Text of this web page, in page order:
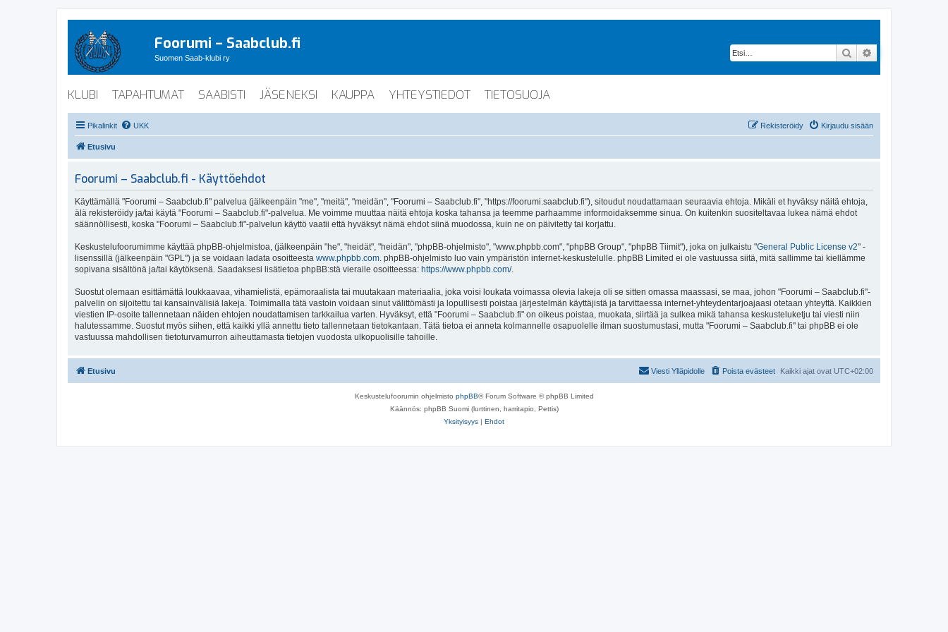
Foorumi – Saabclub.fi
Suomen Saab-klubi ry Etsi
KLUBI TAPAHTUMAT SAABISTI JÄSENEKSI KAUPPA YHTEYSTIEDOT TIETOSUOJA
Pikalinkit UKK Kirjaudu sisään
Rekisteröidy
Etusivu
Foorumi – Saabclub.fi - Käyttöehdot
Käyttämällä "Foorumi – Saabclub.fi" palvelua (jälkeenpäin "me", "meitä", "meidän", "Foorumi – Saabclub.fi", "https://foorumi.saabclub.fi"), sitoudut noudattamaan seuraavia ehtoja. Mikäli et hyväksy näitä ehtoja,
älä rekisteröidy ja/tai käytä "Foorumi – Saabclub.fi"-palvelua. Me voimme muuttaa näitä ehtoja koska tahansa ja teemme parhaamme informoidaksemme sinua. On kuitenkin suositeltavaa lukea nämä ehdot
säännöllisesti, koska "Foorumi – Saabclub.fi"-palvelun käyttö vaatii että hyväksyt nämä ehdot siinä muodossa, kuin ne on päivitetty tai korjattu.
Keskustelufoorumimme käyttää phpBB-ohjelmistoa, (jälkeenpäin "he", "heidät", "heidän", "phpBB-ohjelmisto", "www.phpbb.com", "phpBB Group", "phpBB Tiimit"), joka on julkaistu "General Public License v2" -
lisenssillä (jälkeenpäin "GPL") ja se voidaan ladata osoitteesta www.phpbb.com . phpBB-ohjelmisto luo vain ympäristön internet-keskustelulle. phpBB Limited ei ole vastuussa siitä, mitä sallimme tai kiellämme
sopivana sisältönä ja/tai käytöksenä. Saadaksesi lisätietoa phpBB:stä vieraile osoitteessa: https://www.phpbb.com/.
Suostut olemaan esittämättä loukkaavaa, vihamielistä, epämoraalista tai muutakaan materiaalia, joka voisi loukata voimassa olevia lakeja oli se sitten omassa maassasi, se maa, johon "Foorumi – Saabclub.fi"-
palvelin on sijoitettu tai kansainvälisiä lakeja. Toimimalla tätä vastoin voidaan sinut välittömästi ja lopullisesti poistaa järjestelmän käyttäjistä ja tarvittaessa internet-yhteydentarjoajaasi otetaan yhteyttä. Kaikkien
viestien IP-osoite tallennetaan näiden ehtojen noudattamisen tarkkailua varten. Hyväksyt, että "Foorumi – Saabclub.fi" on oikeus poistaa, muokata, siirtää ja sulkea mikä tahansa keskusteluketju tai viesti niin
halutessamme. Suostut myös siihen, että kaikki yllä annettu tieto tallennetaan tietokantaan. Tätä tietoa ei anneta kolmannelle osapuolelle ilman suostumustasi, mutta "Foorumi – Saabclub.fi" tai phpBB ei ole
vastuussa mahdollisen tietoturvamurron aiheuttamasta tietojen vuodosta ulkopuolisille tahoille.
Etusivu Kaikki ajat ovat UTC+02:00
Poista evästeet
Viesti Ylläpidolle
Keskustelufoorumin ohjelmisto phpBB® Forum Software © phpBB Limited
Käännös: phpBB Suomi (lurttinen, harritapio, Pettis)
Yksityisyys | Ehdot